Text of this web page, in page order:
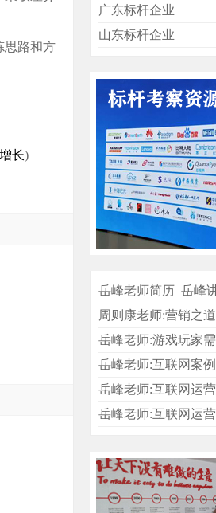
思路和方
长)
广东标杆企业
山东标杆企业
岳峰老师简历_岳峰
岳峰老师:游戏玩家
岳峰老师:互联网运